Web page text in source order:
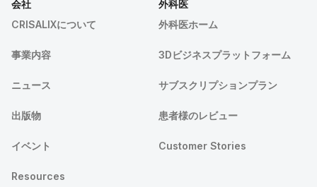
会社
CRISALIXについて
事業内容
ニュース
出版物
イベント
Resources
外科医
外科医ホーム
3Dビジネスプラットフォーム
サブスクリプションプラン
患者様のレビュー
Customer Stories